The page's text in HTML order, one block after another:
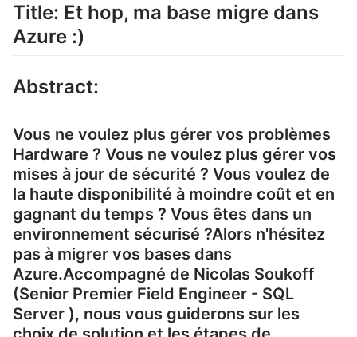
Title: Et hop, ma base migre dans
Azure :)
Abstract:
Vous ne voulez plus gérer vos problèmes
Hardware ? Vous ne voulez plus gérer vos
mises à jour de sécurité ? Vous voulez de
la haute disponibilité à moindre coût et en
gagnant du temps ? Vous êtes dans un
environnement sécurisé ?Alors n'hésitez
pas à migrer vos bases dans
Azure.Accompagné de Nicolas Soukoff
(Senior Premier Field Engineer - SQL
Server ), nous vous guiderons sur les